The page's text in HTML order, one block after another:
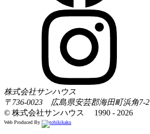
株式会社サンハウス
〒736-0023 広島県安芸郡海田町浜角7-2
© 株式会社サンハウス 1990 - 2026
Web Produced By